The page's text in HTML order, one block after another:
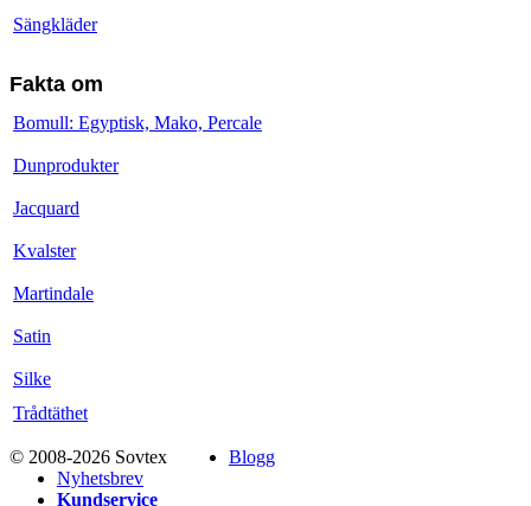
Sängkläder
Fakta om
Bomull: Egyptisk, Mako, Percale
Dunprodukter
Jacquard
Kvalster
Martindale
Satin
Silke
Trådtäthet
© 2008-2026 Sovtex
Blogg
Nyhetsbrev
Kundservice